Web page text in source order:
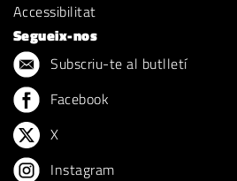
Accessibilitat
Segueix-nos
Subscriu-te al butlletí
Facebook
X
Instagram